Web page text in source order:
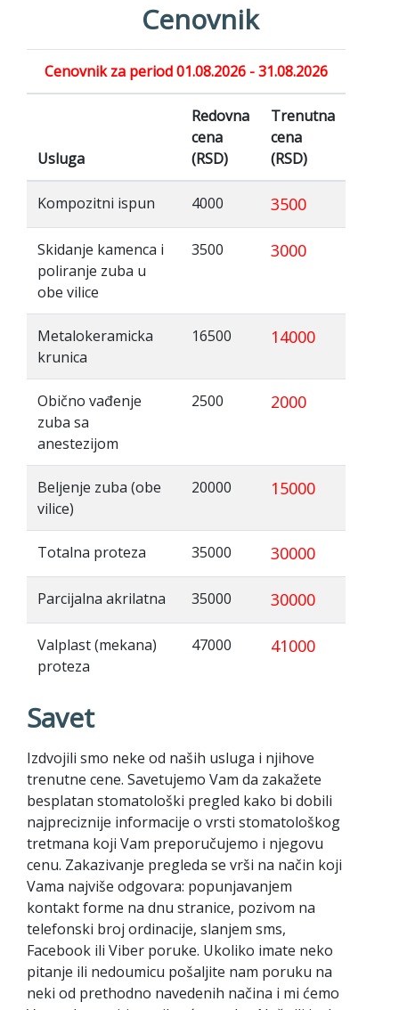
Cenovnik
Cenovnik za period01.08.2026 -31.08.2026
Usluga
Redovna
cena
(RSD)
Trenutna
cena
(RSD)
Kompozitni ispun 4000 3500
Skidanje kamenca i
poliranje zuba u
obe vilice
3500 3000
Metalokeramicka
krunica
16500 14000
Obično vađenje
zuba sa
anestezijom
2500 2000
Beljenje zuba (obe
vilice)
20000 15000
Totalna proteza 35000 30000
Parcijalna akrilatna 35000 30000
Valplast (mekana)
proteza
47000 41000
Savet
Izdvojili smo neke od naših usluga i njihove
trenutne cene. Savetujemo Vam da zakažete
besplatan stomatološki pregled kako bi dobili
najpreciznije informacije o vrsti stomatološkog
tretmana koji Vam preporučujemo i njegovu
cenu. Zakazivanje pregleda se vrši na način koji
Vama najviše odgovara: popunjavanjem
kontakt forme na dnu stranice, pozivom na
telefonski broj ordinacije, slanjem sms,
Facebook ili Viber poruke. Ukoliko imate neko
pitanje ili nedoumicu pošaljite nam poruku na
neki od prethodno navedenih načina i mi ćemo